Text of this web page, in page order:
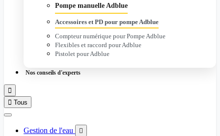
Pompe manuelle Adblue
Accessoires et PD pour pompe Adblue
Compteur numérique pour Pompe Adblue
Flexibles et raccord pour Adblue
Pistolet pour Adblue
Nos conseils d'experts

 Tous
Gestion de l'eau 